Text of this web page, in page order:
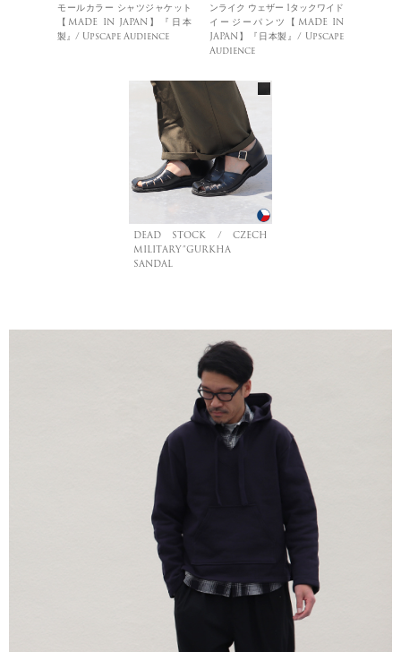
モールカラー シャツジャケット
【MADE IN JAPAN】『日本
製』/ Upscape Audience
ンライク ウェザー 1タックワイド
イージーパンツ【MADE IN
JAPAN】『日本製』/ Upscape
Audience
DEAD STOCK / CZECH
MILITARY”GURKHA
SANDAL